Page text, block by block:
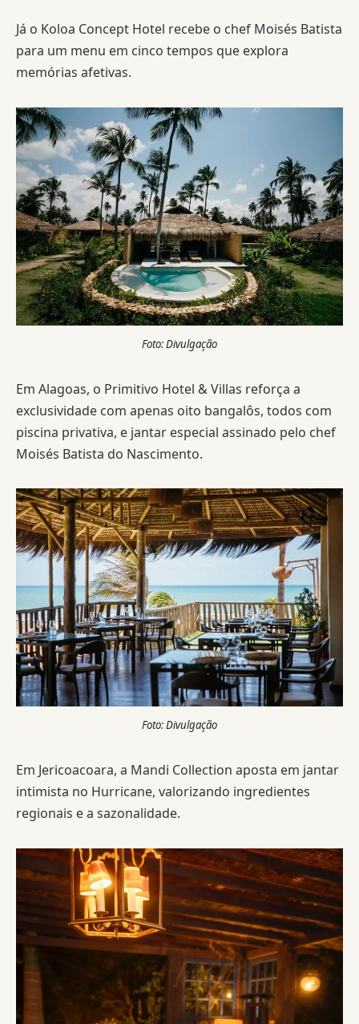
Já o Koloa Concept Hotel recebe o chef Moisés Batista
para um menu em cinco tempos que explora
memórias afetivas.
Foto: Divulgação
Em Alagoas, o Primitivo Hotel & Villas reforça a
exclusividade com apenas oito bangalôs, todos com
piscina privativa, e jantar especial assinado pelo chef
Moisés Batista do Nascimento.
Foto: Divulgação
Em Jericoacoara, a Mandi Collection aposta em jantar
intimista no Hurricane, valorizando ingredientes
regionais e a sazonalidade.